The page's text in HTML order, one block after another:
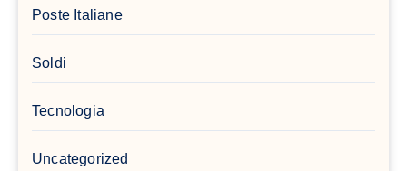
Poste Italiane
Soldi
Tecnologia
Uncategorized